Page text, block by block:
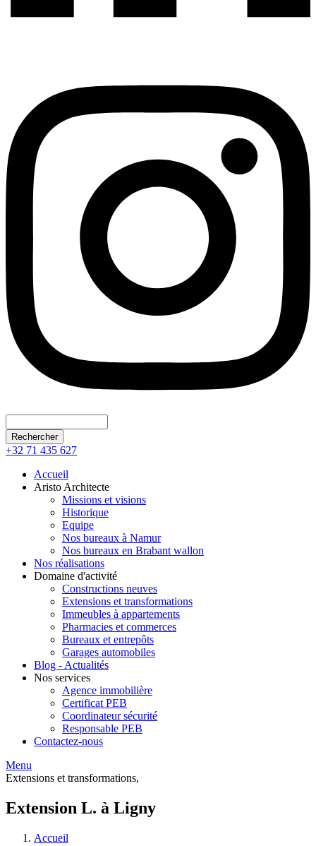
+32 71 435 627
Accueil
Aristo Architecte
Missions et visions
Historique
Equipe
Nos bureaux à Namur
Nos bureaux en Brabant wallon
Nos réalisations
Domaine d'activité
Constructions neuves
Extensions et transformations
Immeubles à appartements
Pharmacies et commerces
Bureaux et entrepôts
Garages automobiles
Blog - Actualités
Nos services
Agence immobilière
Certificat PEB
Coordinateur sécurité
Responsable PEB
Contactez-nous
Menu
Extensions et transformations,
Extension L. à Ligny
Accueil